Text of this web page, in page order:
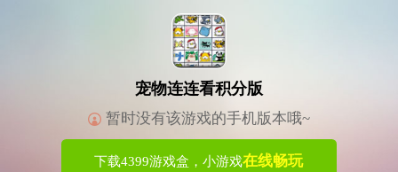
宠物连连看积分版
暂时没有该游戏的手机版本哦~
下载4399游戏盒，小游戏在线畅玩